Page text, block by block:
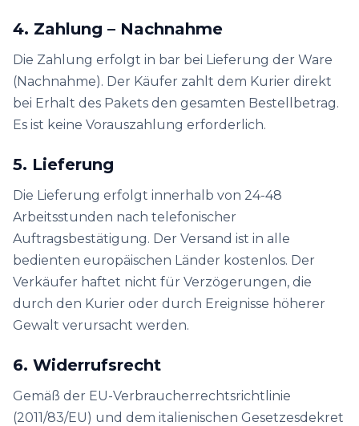
4. Zahlung – Nachnahme
Die Zahlung erfolgt in bar bei Lieferung der Ware
(Nachnahme). Der Käufer zahlt dem Kurier direkt
bei Erhalt des Pakets den gesamten Bestellbetrag.
Es ist keine Vorauszahlung erforderlich.
5. Lieferung
Die Lieferung erfolgt innerhalb von 24-48
Arbeitsstunden nach telefonischer
Auftragsbestätigung. Der Versand ist in alle
bedienten europäischen Länder kostenlos. Der
Verkäufer haftet nicht für Verzögerungen, die
durch den Kurier oder durch Ereignisse höherer
Gewalt verursacht werden.
6. Widerrufsrecht
Gemäß der EU-Verbraucherrechtsrichtlinie
(2011/83/EU) und dem italienischen Gesetzesdekret